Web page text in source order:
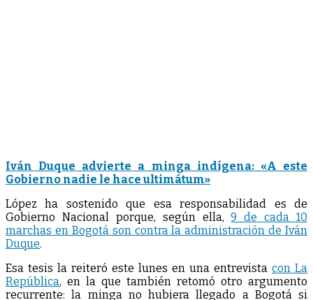
Iván Duque advierte a minga indígena: «A este
Gobierno nadie le hace ultimátum»
López ha sostenido que esa responsabilidad es de
Gobierno Nacional porque, según ella,9 de cada 10
marchas en Bogotá son contra la administración de Iván
Duque.
Esa tesis la reiteró este lunes en una entrevista con La
República, en la que también retomó otro argumento
recurrente: la minga no hubiera llegado a Bogotá si